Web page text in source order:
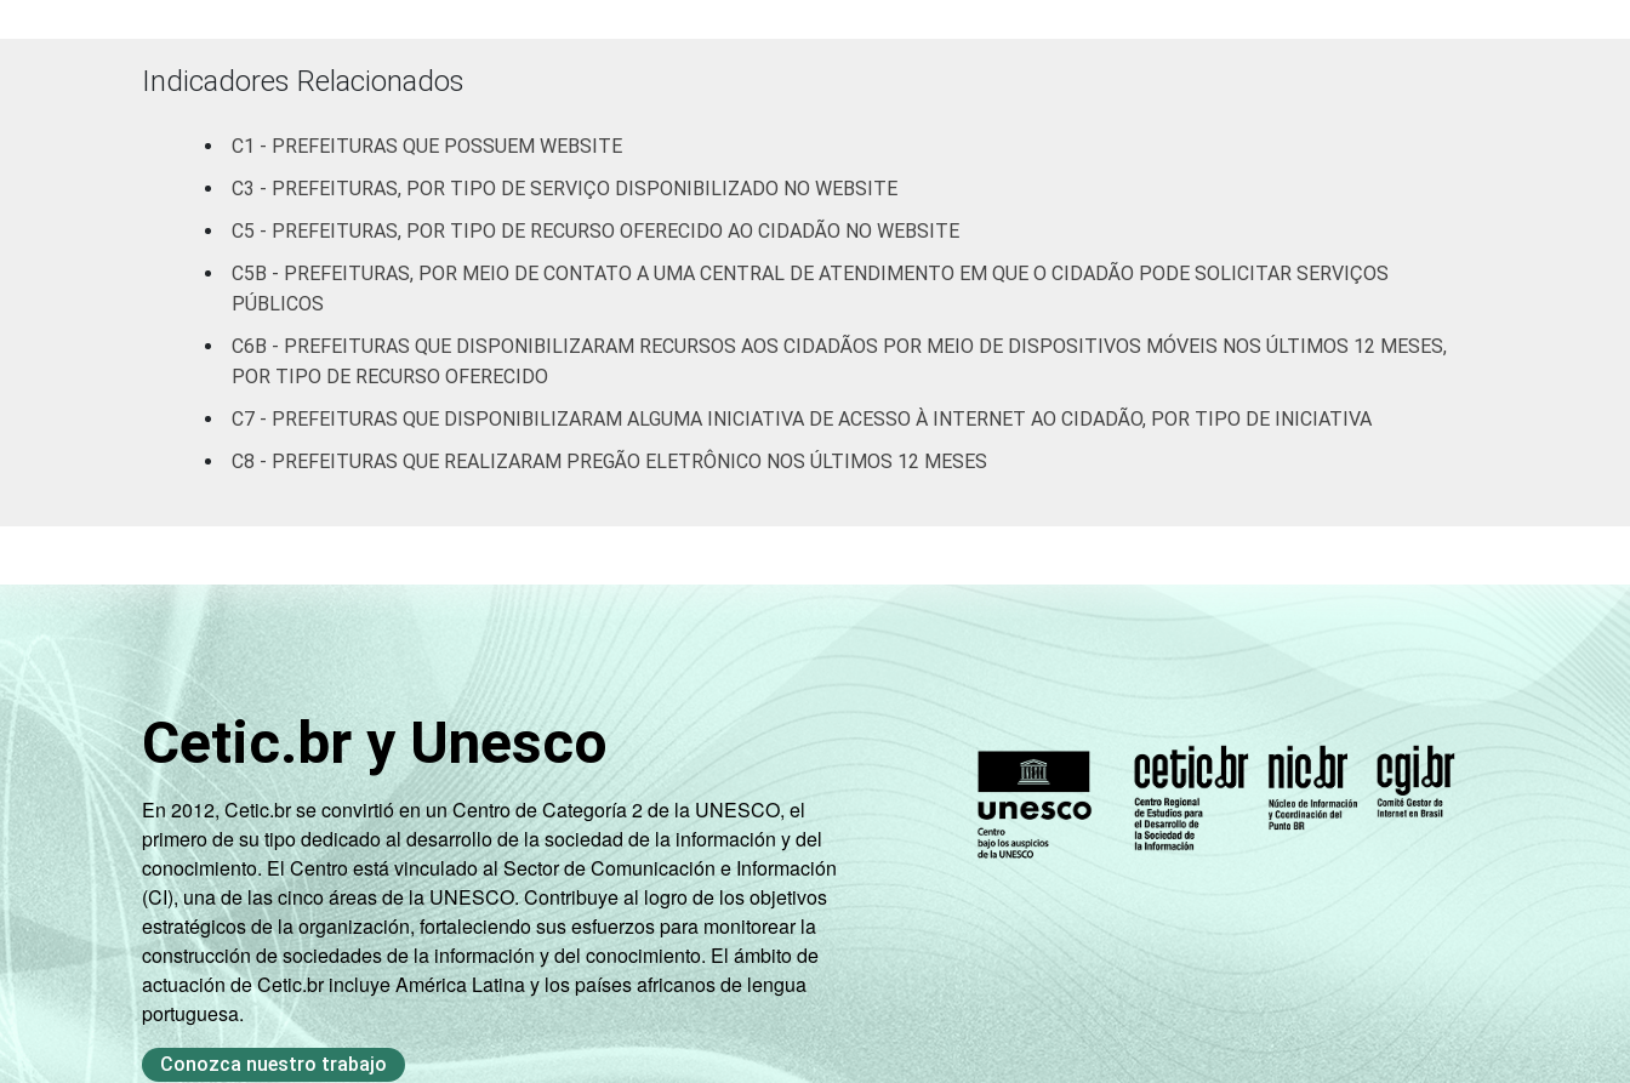
mil
Mais de
habitantes
Fonte: CGI.br/NIC.br, Centro Regional de Estudos para o Desenvolvimento da Sociedade da Informação (Cetic.br), Pesquisa sobre o uso das
Indicadores Relacionados
C1 - PREFEITURAS QUE POSSUEM WEBSITE
C3 - PREFEITURAS, POR TIPO DE SERVIÇO DISPONIBILIZADO NO WEBSITE
C5 - PREFEITURAS, POR TIPO DE RECURSO OFERECIDO AO CIDADÃO NO WEBSITE
C5B - PREFEITURAS, POR MEIO DE CONTATO A UMA CENTRAL DE ATENDIMENTO EM QUE O CIDADÃO PODE SOLICITAR SERVIÇOS
PÚBLICOS
C6B - PREFEITURAS QUE DISPONIBILIZARAM RECURSOS AOS CIDADÃOS POR MEIO DE DISPOSITIVOS MÓVEIS NOS ÚLTIMOS 12 MESES,
POR TIPO DE RECURSO OFERECIDO
C7 - PREFEITURAS QUE DISPONIBILIZARAM ALGUMA INICIATIVA DE ACESSO À INTERNET AO CIDADÃO, POR TIPO DE INICIATIVA
C8 - PREFEITURAS QUE REALIZARAM PREGÃO ELETRÔNICO NOS ÚLTIMOS 12 MESES
Cetic.br y Unesco
En 2012, Cetic.br se convirtió en un Centro de Categoría 2 de la UNESCO, el
primero de su tipo dedicado al desarrollo de la sociedad de la información y del
conocimiento. El Centro está vinculado al Sector de Comunicación e Información
(CI), una de las cinco áreas de la UNESCO. Contribuye al logro de los objetivos
estratégicos de la organización, fortaleciendo sus esfuerzos para monitorear la
construcción de sociedades de la información y del conocimiento. El ámbito de
actuación de Cetic.br incluye América Latina y los países africanos de lengua
portuguesa.
Conozca nuestro trabajo